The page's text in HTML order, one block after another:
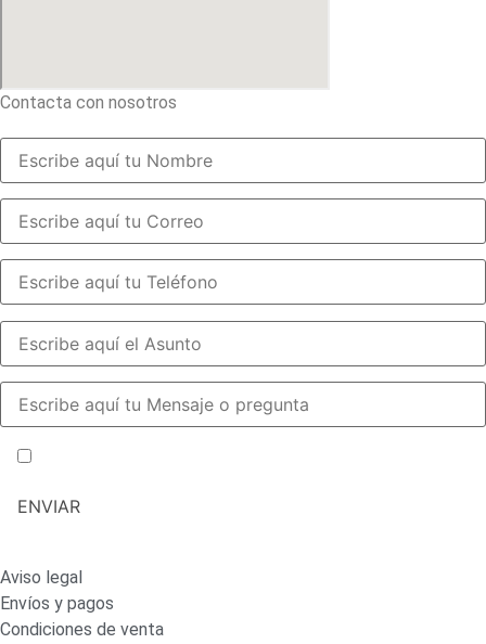
Contacta con nosotros
Aviso legal
Envíos y pagos
Condiciones de venta